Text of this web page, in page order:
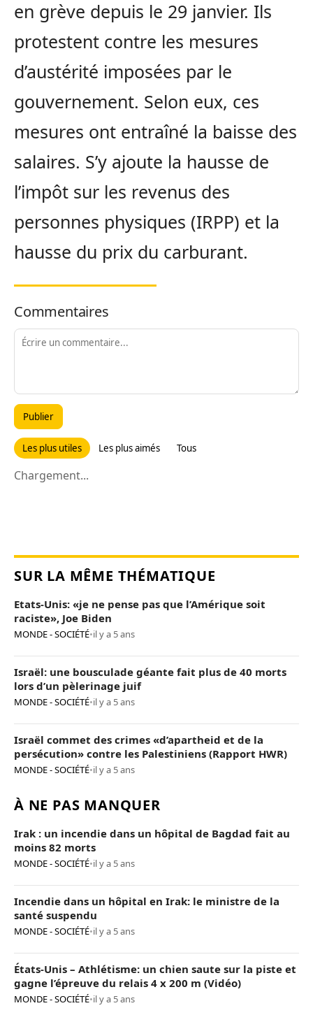
en grève depuis le 29 janvier. Ils
protestent contre les mesures
d’austérité imposées par le
gouvernement. Selon eux, ces
mesures ont entraîné la baisse des
salaires. S’y ajoute la hausse de
l’impôt sur les revenus des
personnes physiques (IRPP) et la
hausse du prix du carburant.
Commentaires
Publier
Les plus utiles Les plus aimés Tous
Chargement...
SUR LA MÊME THÉMATIQUE
Etats-Unis: «je ne pense pas que l’Amérique soit
raciste», Joe Biden
MONDE - SOCIÉTÉ•il y a 5 ans
Israël: une bousculade géante fait plus de 40 morts
lors d’un pèlerinage juif
MONDE - SOCIÉTÉ•il y a 5 ans
Israël commet des crimes «d’apartheid et de la
persécution» contre les Palestiniens (Rapport HWR)
MONDE - SOCIÉTÉ•il y a 5 ans
À NE PAS MANQUER
Irak : un incendie dans un hôpital de Bagdad fait au
moins 82 morts
MONDE - SOCIÉTÉ•il y a 5 ans
Incendie dans un hôpital en Irak: le ministre de la
santé suspendu
MONDE - SOCIÉTÉ•il y a 5 ans
États-Unis – Athlétisme: un chien saute sur la piste et
gagne l’épreuve du relais 4 x 200 m (Vidéo)
MONDE - SOCIÉTÉ•il y a 5 ans